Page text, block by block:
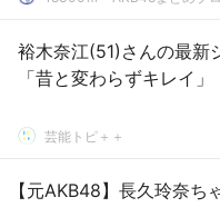
裕木奈江(51)さんの最新
「昔と変わらずキレイ」
芸能トピ＋＋
【元AKB48】長久玲奈ち